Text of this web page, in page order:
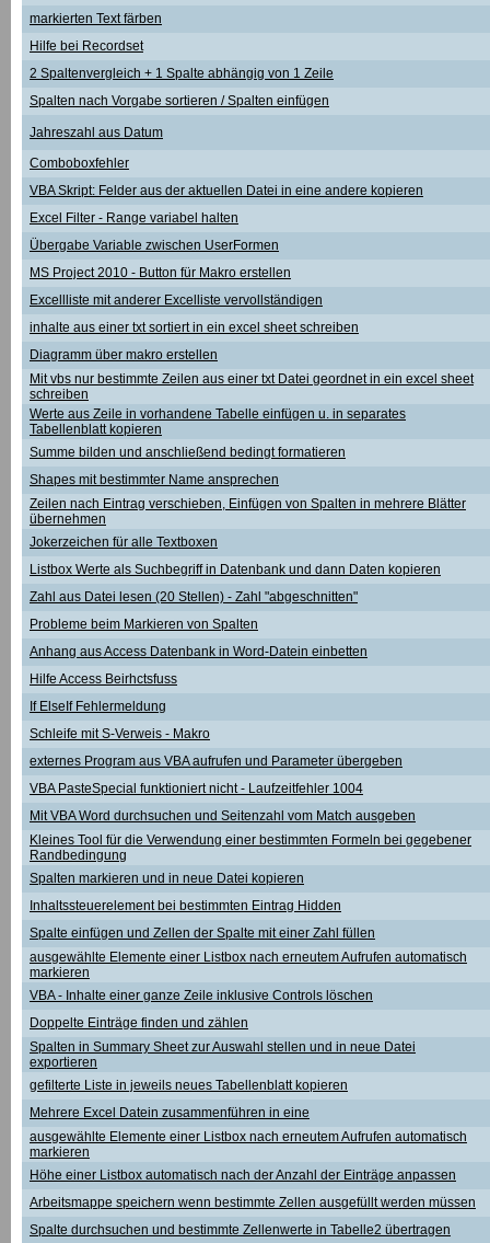
markierten Text färben
Hilfe bei Recordset
2 Spaltenvergleich + 1 Spalte abhängig von 1 Zeile
Spalten nach Vorgabe sortieren / Spalten einfügen
Jahreszahl aus Datum
Comboboxfehler
VBA Skript: Felder aus der aktuellen Datei in eine andere kopieren
Excel Filter - Range variabel halten
Übergabe Variable zwischen UserFormen
MS Project 2010 - Button für Makro erstellen
Excellliste mit anderer Excelliste vervollständigen
inhalte aus einer txt sortiert in ein excel sheet schreiben
Diagramm über makro erstellen
Mit vbs nur bestimmte Zeilen aus einer txt Datei geordnet in ein excel sheet
schreiben
Werte aus Zeile in vorhandene Tabelle einfügen u. in separates
Tabellenblatt kopieren
Summe bilden und anschließend bedingt formatieren
Shapes mit bestimmter Name ansprechen
Zeilen nach Eintrag verschieben, Einfügen von Spalten in mehrere Blätter
übernehmen
Jokerzeichen für alle Textboxen
Listbox Werte als Suchbegriff in Datenbank und dann Daten kopieren
Zahl aus Datei lesen (20 Stellen) - Zahl "abgeschnitten"
Probleme beim Markieren von Spalten
Anhang aus Access Datenbank in Word-Datein einbetten
Hilfe Access Beirhctsfuss
If ElseIf Fehlermeldung
Schleife mit S-Verweis - Makro
externes Program aus VBA aufrufen und Parameter übergeben
VBA PasteSpecial funktioniert nicht - Laufzeitfehler 1004
Mit VBA Word durchsuchen und Seitenzahl vom Match ausgeben
Kleines Tool für die Verwendung einer bestimmten Formeln bei gegebener
Randbedingung
Spalten markieren und in neue Datei kopieren
Inhaltssteuerelement bei bestimmten Eintrag Hidden
Spalte einfügen und Zellen der Spalte mit einer Zahl füllen
ausgewählte Elemente einer Listbox nach erneutem Aufrufen automatisch
markieren
VBA - Inhalte einer ganze Zeile inklusive Controls löschen
Doppelte Einträge finden und zählen
Spalten in Summary Sheet zur Auswahl stellen und in neue Datei
exportieren
gefilterte Liste in jeweils neues Tabellenblatt kopieren
Mehrere Excel Datein zusammenführen in eine
ausgewählte Elemente einer Listbox nach erneutem Aufrufen automatisch
markieren
Höhe einer Listbox automatisch nach der Anzahl der Einträge anpassen
Arbeitsmappe speichern wenn bestimmte Zellen ausgefüllt werden müssen
Spalte durchsuchen und bestimmte Zellenwerte in Tabelle2 übertragen